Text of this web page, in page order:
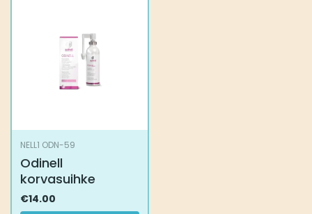
NELL1 ODN-59
Odinell
korvasuihke
€14.00